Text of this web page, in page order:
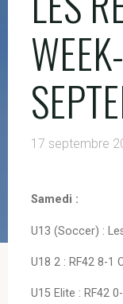
17 septembre
Samedi :
U13 (Soccer) :
U18 2 : RF42 8-1
U15 Elite : RF42